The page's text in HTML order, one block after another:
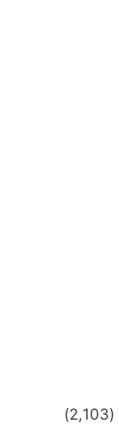
(2,103)